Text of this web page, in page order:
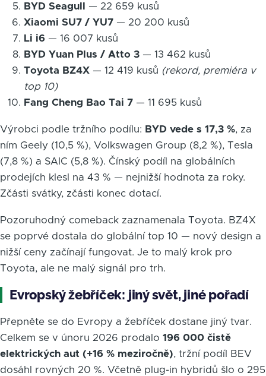
BYD Seagull — 22 659 kusů
Xiaomi SU7 / YU7 — 20 200 kusů
Li i6 — 16 007 kusů
BYD Yuan Plus / Atto 3 — 13 462 kusů
Toyota BZ4X — 12 419 kusů (rekord, premiéra v
top 10)
Fang Cheng Bao Tai 7 — 11 695 kusů
Výrobci podle tržního podílu: BYD vede s 17,3 %, za
ním Geely (10,5 %), Volkswagen Group (8,2 %), Tesla
(7,8 %) a SAIC (5,8 %). Čínský podíl na globálních
prodejích klesl na 43 % — nejnižší hodnota za roky.
Zčásti svátky, zčásti konec dotací.
Pozoruhodný comeback zaznamenala Toyota. BZ4X
se poprvé dostala do globální top 10 — nový design a
nižší ceny začínají fungovat. Je to malý krok pro
Toyota, ale ne malý signál pro trh.
Evropský žebříček: jiný svět, jiné pořadí
Přepněte se do Evropy a žebříček dostane jiný tvar.
Celkem se v únoru 2026 prodalo 196 000 čistě
elektrických aut (+16 % meziročně), tržní podíl BEV
dosáhl rovných 20 %. Včetně plug-in hybridů šlo o 295